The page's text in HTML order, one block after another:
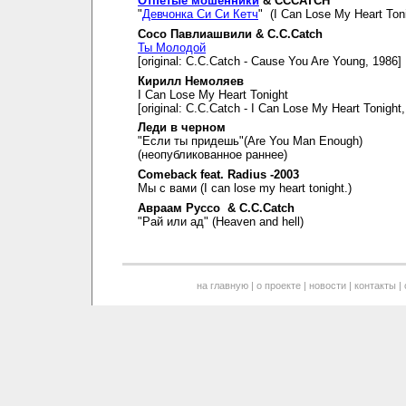
"Девчонка Си Си Кетч" (I Can Lose My Heart
Сосо Павлиашвили & C.C.Catch
Ты Молодой
[original: C.C.Catch - Cause You Are Young, 1986]
Кирилл Немоляев
I Can Lose My Heart Tonight
[original: C.C.Catch - I Can Lose My Heart
Леди в черном
"Если ты придешь"(Are You Man Enough)
(неопубликованное раннее)
Comeback feat. Radius -2003
Мы с вами (I can lose my heart tonight.)
Авраам Руссо & C.C.Catch
"Рай или ад" (Heaven and hell)
на главную| о проекте| новости| контакты |